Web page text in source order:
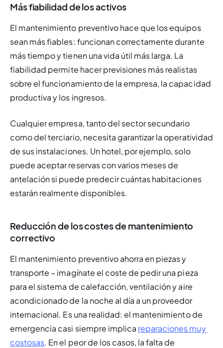
Más fiabilidad de los activos
El mantenimiento preventivo hace que los equipos
sean más fiables: funcionan correctamente durante
más tiempo y tienen una vida útil más larga. La
fiabilidad permite hacer previsiones más realistas
sobre el funcionamiento de la empresa, la capacidad
productiva y los ingresos.
Cualquier empresa, tanto del sector secundario
como del terciario, necesita garantizar la operatividad
de sus instalaciones. Un hotel, por ejemplo, solo
puede aceptar reservas con varios meses de
antelación si puede predecir cuántas habitaciones
estarán realmente disponibles.
Reducción de los costes de mantenimiento
correctivo
El mantenimiento preventivo ahorra en piezas y
transporte – imagínate el coste de pedir una pieza
para el sistema de calefacción, ventilación y aire
acondicionado de la noche al día a un proveedor
internacional. Es una realidad: el mantenimiento de
emergencia casi siempre implica reparaciones muy
costosas. En el peor de los casos, la falta de